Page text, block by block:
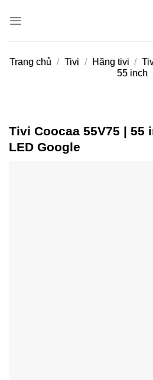
Trang chủ / Tivi / Hãng tivi /
55 inch
Tivi Coocaa 55V75 | 55
LED Google